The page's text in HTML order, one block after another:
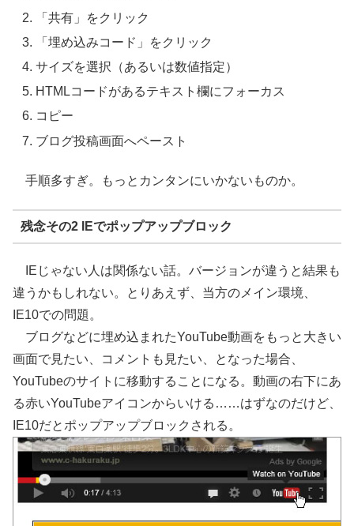
「共有」をクリック
「埋め込みコード」をクリック
サイズを選択（あるいは数値指定）
HTMLコードがあるテキスト欄にフォーカス
コピー
ブログ投稿画面へペースト
手順多すぎ。もっとカンタンにいかないものか。
残念その2 IEでポップアップブロック
IEじゃない人は関係ない話。バージョンが違うと結果も
違うかもしれない。とりあえず、当方のメイン環境、
IE10での問題。
ブログなどに埋め込まれたYouTube動画をもっと大きい
画面で見たい、コメントも見たい、となった場合、
YouTubeのサイトに移動することになる。動画の右下にあ
る赤いYouTubeアイコンからいける……はずなのだけど、
IE10だとポップアップブロックされる。